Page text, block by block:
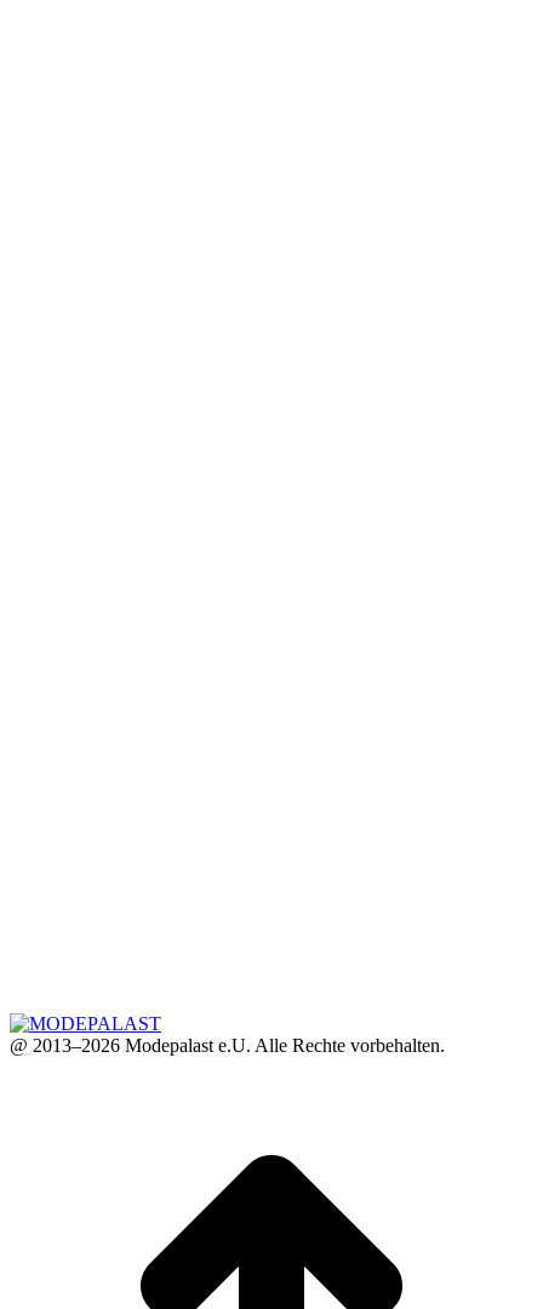
@ 2013–2026 Modepalast e.U. Alle Rechte vorbehalten.